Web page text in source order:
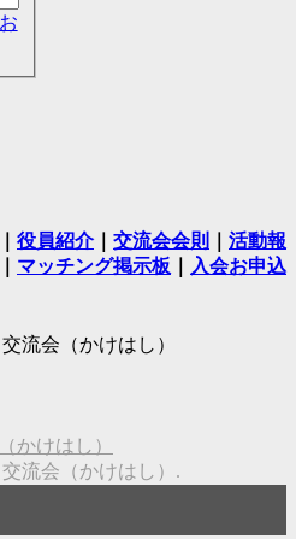
役員紹介｜ 交流会会則
活動報
マッチング掲示板
入会お申込
流会（かけはし）
かけはし）
流会（かけはし）.